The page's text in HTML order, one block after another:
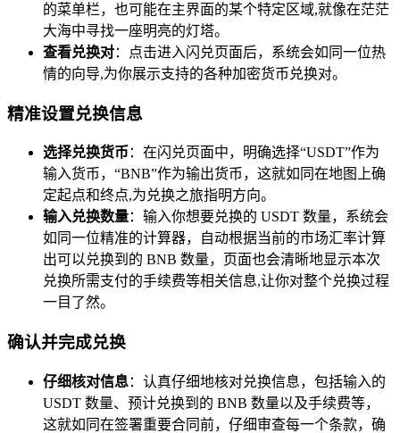
的菜单栏，也可能在主界面的某个特定区域,就像在茫茫
大海中寻找一座明亮的灯塔。
查看兑换对：点击进入闪兑页面后，系统会如同一位热
情的向导,为你展示支持的各种加密货币兑换对。
精准设置兑换信息
选择兑换货币 ：在闪兑页面中，明确选择“USDT”作为
输入货币，“BNB”作为输出货币，这就如同在地图上确
定起点和终点,为兑换之旅指明方向。
输入兑换数量：输入你想要兑换的 USDT 数量，系统会
如同一位精准的计算器，自动根据当前的市场汇率计算
出可以兑换到的 BNB 数量，页面也会清晰地显示本次
兑换所需支付的手续费等相关信息,让你对整个兑换过程
一目了然。
确认并完成兑换
仔细核对信息：认真仔细地核对兑换信息，包括输入的
USDT 数量、预计兑换到的 BNB 数量以及手续费等，
这就如同在签署重要合同前，仔细审查每一个条款，确